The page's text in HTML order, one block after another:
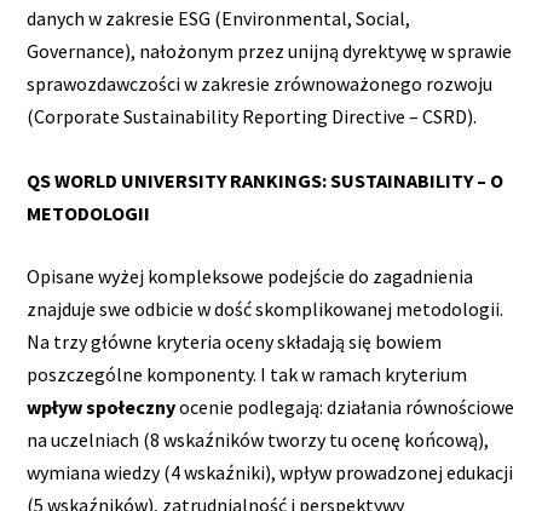
danych w zakresie ESG (Environmental, Social,
Governance), nałożonym przez unijną dyrektywę w sprawie
sprawozdawczości w zakresie zrównoważonego rozwoju
(Corporate Sustainability Reporting Directive – CSRD).
QS WORLD UNIVERSITY RANKINGS: SUSTAINABILITY – O
METODOLOGII
Opisane wyżej kompleksowe podejście do zagadnienia
znajduje swe odbicie w dość skomplikowanej metodologii.
Na trzy główne kryteria oceny składają się bowiem
poszczególne komponenty. I tak w ramach kryterium
wpływ społecznyocenie podlegają: działania równościowe
na uczelniach (8 wskaźników tworzy tu ocenę końcową),
wymiana wiedzy (4 wskaźniki), wpływ prowadzonej edukacji
(5 wskaźników), zatrudnialność i perspektywy